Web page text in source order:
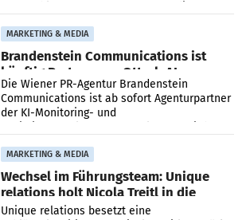
MARKETING & MEDIA
Brandenstein Communications ist
künftig Partner von OtterlyAI
Die Wiener PR-Agentur Brandenstein
Communications ist ab sofort Agenturpartner
der KI-Monitoring- und
MARKETING & MEDIA
Wechsel im Führungsteam: Unique
relations holt Nicola Treitl in die
Geschäftsleitung
Unique relations besetzt eine